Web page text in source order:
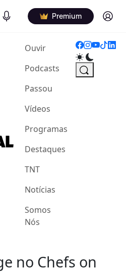
Podcasts Premium Log in
Ouvir(current)
Podcasts
Passou
Vídeos
Programas
Destaques
TNT
Notícias
Somos
Nós
no Chefs on